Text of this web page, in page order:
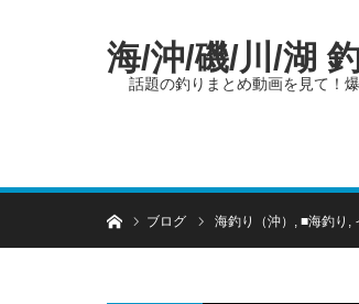
海/沖/磯/川/湖
話題の釣りまとめ動画を見て！
ホームブログ 海釣り（沖） , ■海釣り ,